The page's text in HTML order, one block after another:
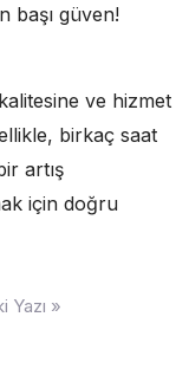
başı güven!
ve hizmet
birkaç saat
artış
için doğru
Yazı »